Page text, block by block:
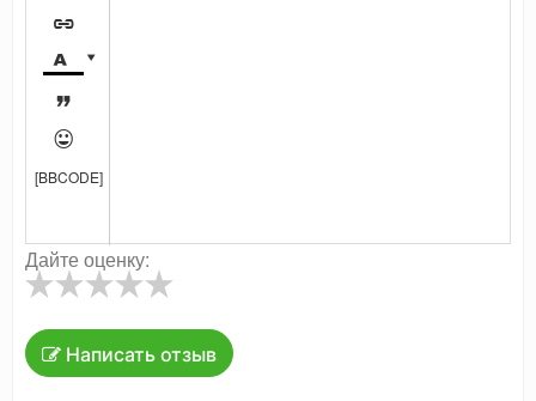





[BBCODE]
Дайте оценку:
Написать отзыв